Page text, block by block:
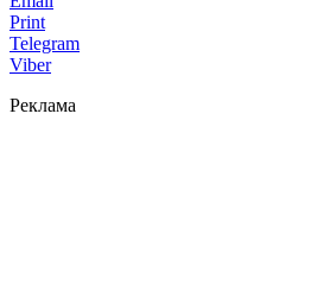
Print
Telegram
Viber
Реклама